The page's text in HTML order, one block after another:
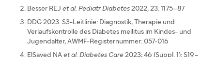
Besser REJ et al. Pediatr Diabetes 2022; 23: 1175–87
DDG 2023. S3-Leitlinie: Diagnostik, Therapie und
Verlaufskontrolle des Diabetes mellitus im Kindes- und
Jugendalter, AWMF-Registernummer: 057-016
ElSayed NA et al. Diabetes Care 2023; 46 (Suppl. 1): S19–